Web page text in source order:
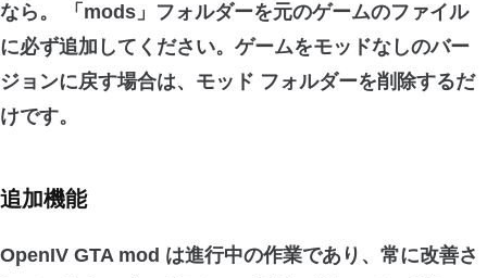
なら。 「mods」フォルダーを元のゲームのファイル
に必ず追加してください。ゲームをモッドなしのバー
ジョンに戻す場合は、モッド フォルダーを削除するだ
けです。
追加機能
OpenIV GTA mod は進行中の作業であり、常に改善さ